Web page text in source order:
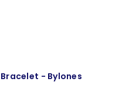
Bracelet - Bylones